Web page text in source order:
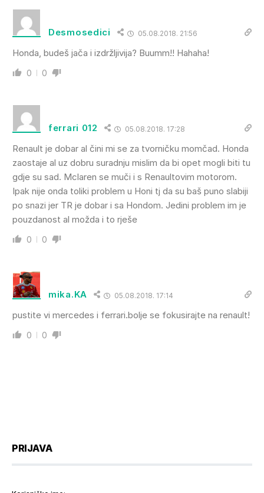
Desmosedici 05.08.2018. 21:56
Honda, budeš jača i izdržljivija? Buumm!! Hahaha!
0 0
ferrari 012 05.08.2018. 17:28
Renault je dobar al čini mi se za tvorničku momčad. Honda
zaostaje al uz dobru suradnju mislim da bi opet mogli biti tu
gdje su sad. Mclaren se muči i s Renaultovim motorom.
Ipak nije onda toliki problem u Honi tj da su baš puno slabiji
po snazi jer TR je dobar i sa Hondom. Jedini problem im je
pouzdanost al možda i to rješe
0 0
mika.KA 05.08.2018. 17:14
pustite vi mercedes i ferrari.bolje se fokusirajte na renault!
0 0
PRIJAVA